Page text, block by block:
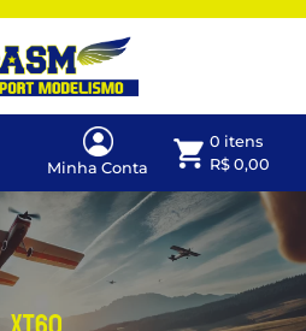
Minha Conta
0 itens
R$ 0,00